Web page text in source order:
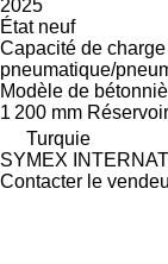
2025
État neuf
Capacité de charge
pneumatique/
Modèle de
1 200 mm
Turquie
SYMEX
Contacter le